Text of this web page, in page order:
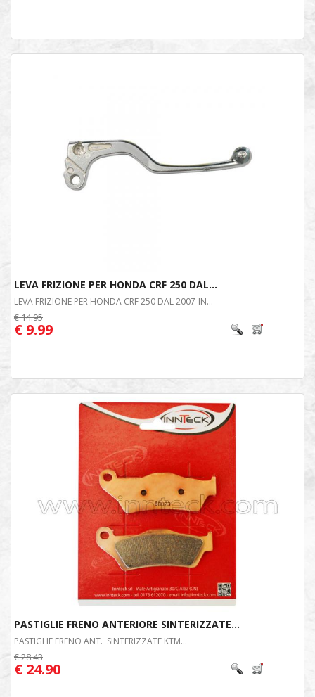
LEVA FRIZIONE PER HONDA CRF 250 DAL...
LEVA FRIZIONE PER HONDA CRF 250 DAL 2007-IN...
€ 14.95
€ 9.99
PASTIGLIE FRENO ANTERIORE SINTERIZZATE...
PASTIGLIE FRENO ANT. SINTERIZZATE KTM...
€ 28.43
€ 24.90